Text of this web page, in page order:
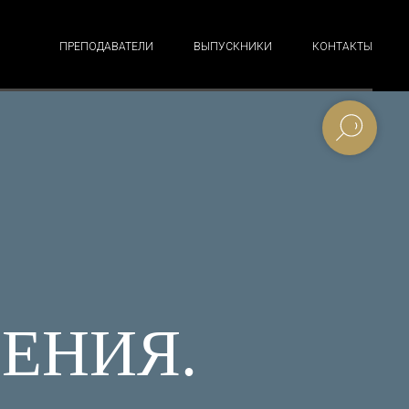
ПРЕПОДАВАТЕЛИ ВЫПУСКНИКИ КОНТАКТЫ